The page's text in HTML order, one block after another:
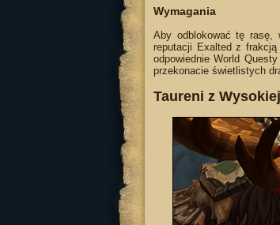
Wymagania
Aby odblokować tę rasę,
reputacji Exalted z frakcją
odpowiednie World
przekonacie świetlistych
Taureni z